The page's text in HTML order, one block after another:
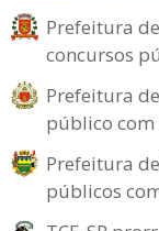
Prefeitura
concursos
Prefeitura
público com
Prefeitura
públicos